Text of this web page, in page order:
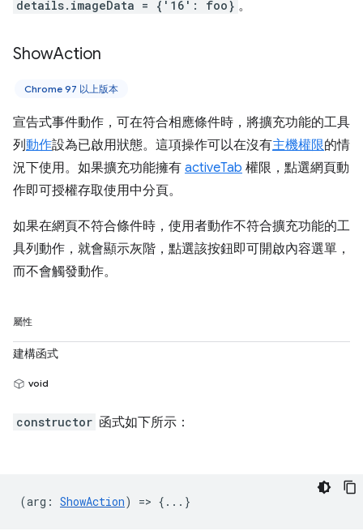
details.imageData = {'16': foo} 。
ShowAction
Chrome 97 以上版本
宣告式事件動作，可在符合相應條件時，將擴充功能的工具
列動作設為已啟用狀態。這項操作可以在沒有主機權限的情
況下使用。如果擴充功能擁有 activeTab 權限，點選網頁動
作即可授權存取使用中分頁。
如果在網頁不符合條件時，使用者動作不符合擴充功能的工
具列動作，就會顯示灰階，點選該按鈕即可開啟內容選單，
而不會觸發動作。
屬性
建構函式
void
constructor 函式如下所示：
(arg : ShowAction) => {...}